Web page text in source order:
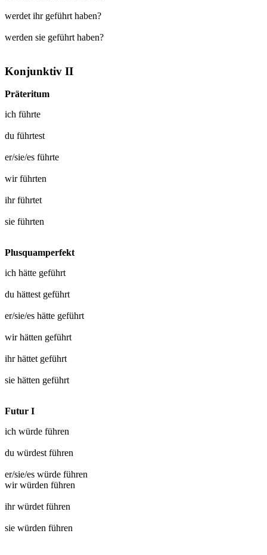
werdet ihr geführt haben?
werden sie geführt haben?
Konjunktiv II
Präteritum
ich führte
du führtest
er/sie/es führte
wirführten
ihrführtet
sie führten
Plusquamperfekt
ich hätte geführt
du hättest geführt
er/sie/es hätte geführt
wir hätten geführt
ihr hättet geführt
sie hätten geführt
Futur I
ich würde führen
du würdestführen
er/sie/es würde führen
wir würden führen
ihr würdetführen
sie würden führen